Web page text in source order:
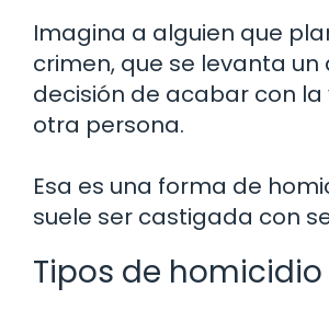
Imagina a alguien que
crimen, que se levanta un
decisión de acabar con la
otra persona.
Esa es una forma de
suele ser castigada con
Tipos de homicidio